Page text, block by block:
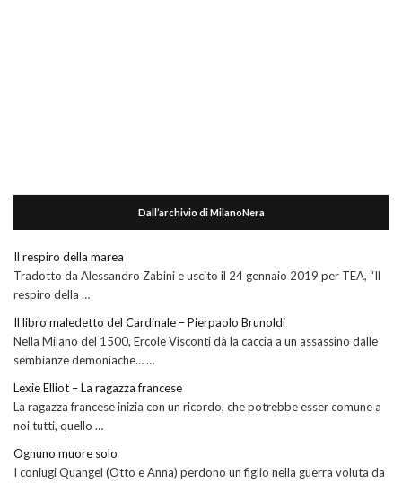
Dall’archivio di MilanoNera
Il respiro della marea
Tradotto da Alessandro Zabini e uscito il 24 gennaio 2019 per TEA, “Il
respiro della …
Il libro maledetto del Cardinale – Pierpaolo Brunoldi
Nella Milano del 1500, Ercole Visconti dà la caccia a un assassino dalle
sembianze demoniache… …
Lexie Elliot – La ragazza francese
La ragazza francese inizia con un ricordo, che potrebbe esser comune a
noi tutti, quello …
Ognuno muore solo
I coniugi Quangel (Otto e Anna) perdono un figlio nella guerra voluta da